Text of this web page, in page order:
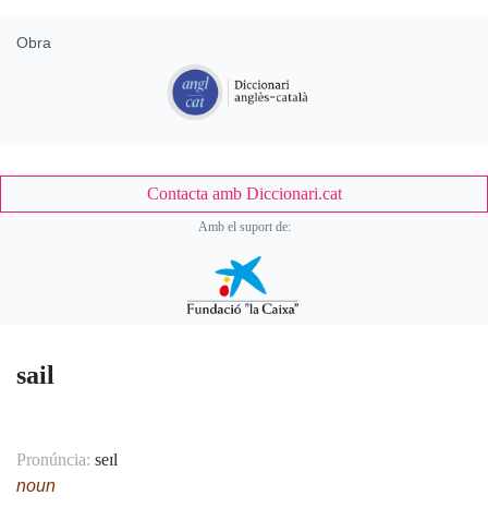
sail
Pronúncia: seɪl
noun
Obra
Contacta amb Diccionari.cat
Amb el suport de: